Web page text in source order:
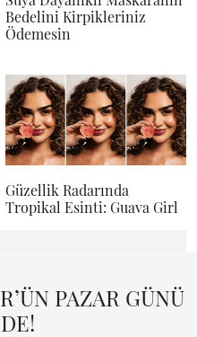
Bedelini Kirpikleriniz
Ödemesin
Güzellik Radarında
Tropikal Esinti: Guava Girl
PAZAR GÜNÜ